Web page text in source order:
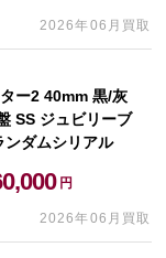
2026年06月買取
ー2 40mm 黒/灰
SS ジュビリーブ
ンダムシリアル
円
2026年06月買取